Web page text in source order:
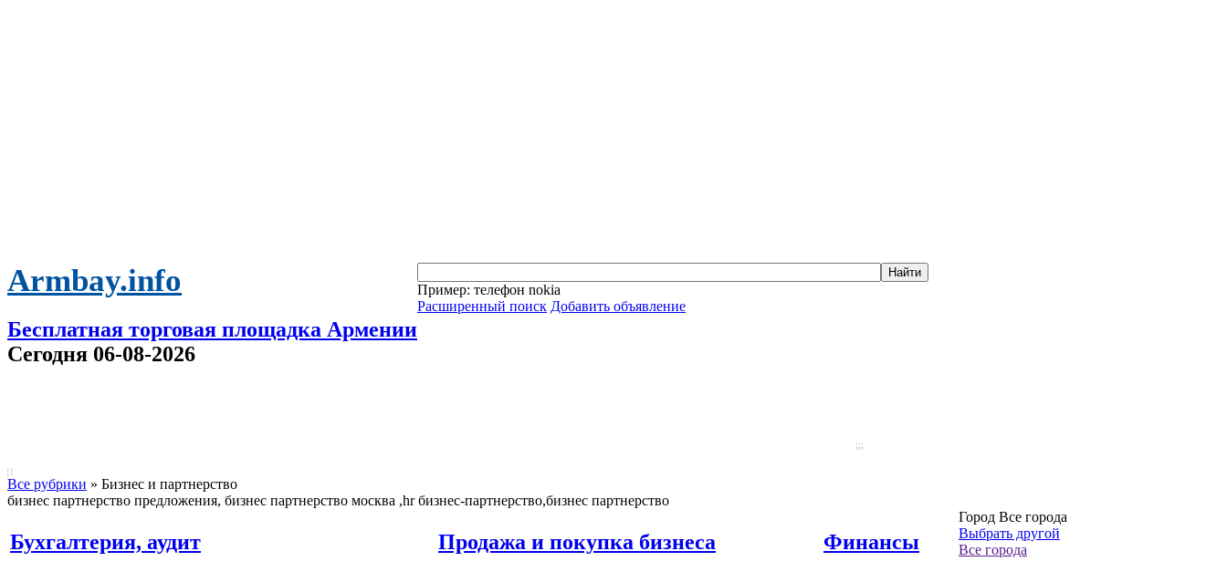
Armbay.info
Бесплатная торговая площадка Армении
Сегодня 06-08-2026
Пример: телефон nokia
Расширенный поиск Добавить объявление
;;;
Все рубрики » Бизнес и партнерство
бизнес партнерство предложения, бизнес партнерство москва ,hr бизнес-партнерство,бизнес партнерство
Бухгалтерия, аудит Продажа и покупка бизнеса Финансы
Город Все города
Выбрать другой
Все города